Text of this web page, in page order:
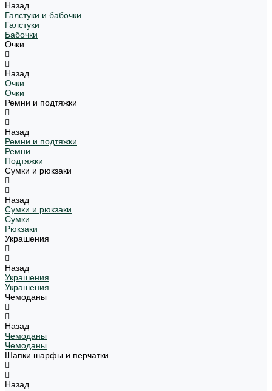
Назад
Галстуки и бабочки
Галстуки
Бабочки
Очки
Назад
Очки
Очки
Ремни и подтяжки
Назад
Ремни и подтяжки
Ремни
Подтяжки
Сумки и рюкзаки
Назад
Сумки и рюкзаки
Сумки
Рюкзаки
Украшения
Назад
Украшения
Украшения
Чемоданы
Назад
Чемоданы
Чемоданы
Шапки шарфы и перчатки
Назад